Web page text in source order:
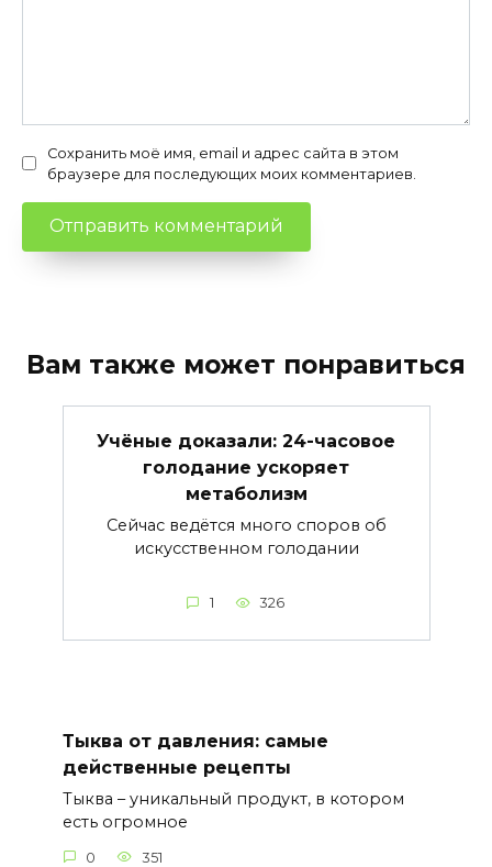
Сохранить моё имя, email и адрес сайта в этом
браузере для последующих моих комментариев.
Вам также может понравиться
Учёные доказали: 24-часовое
голодание ускоряет
метаболизм
Сейчас ведётся много споров об
искусственном голодании
1 326
Тыква от давления: самые
действенные рецепты
Тыква – уникальный продукт, в котором
есть огромное
0 351